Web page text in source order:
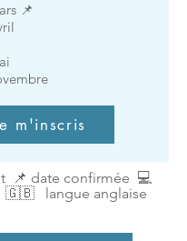
📌
m'inscris
📌 date confirmée 💻
🇬🇧 langue anglaise